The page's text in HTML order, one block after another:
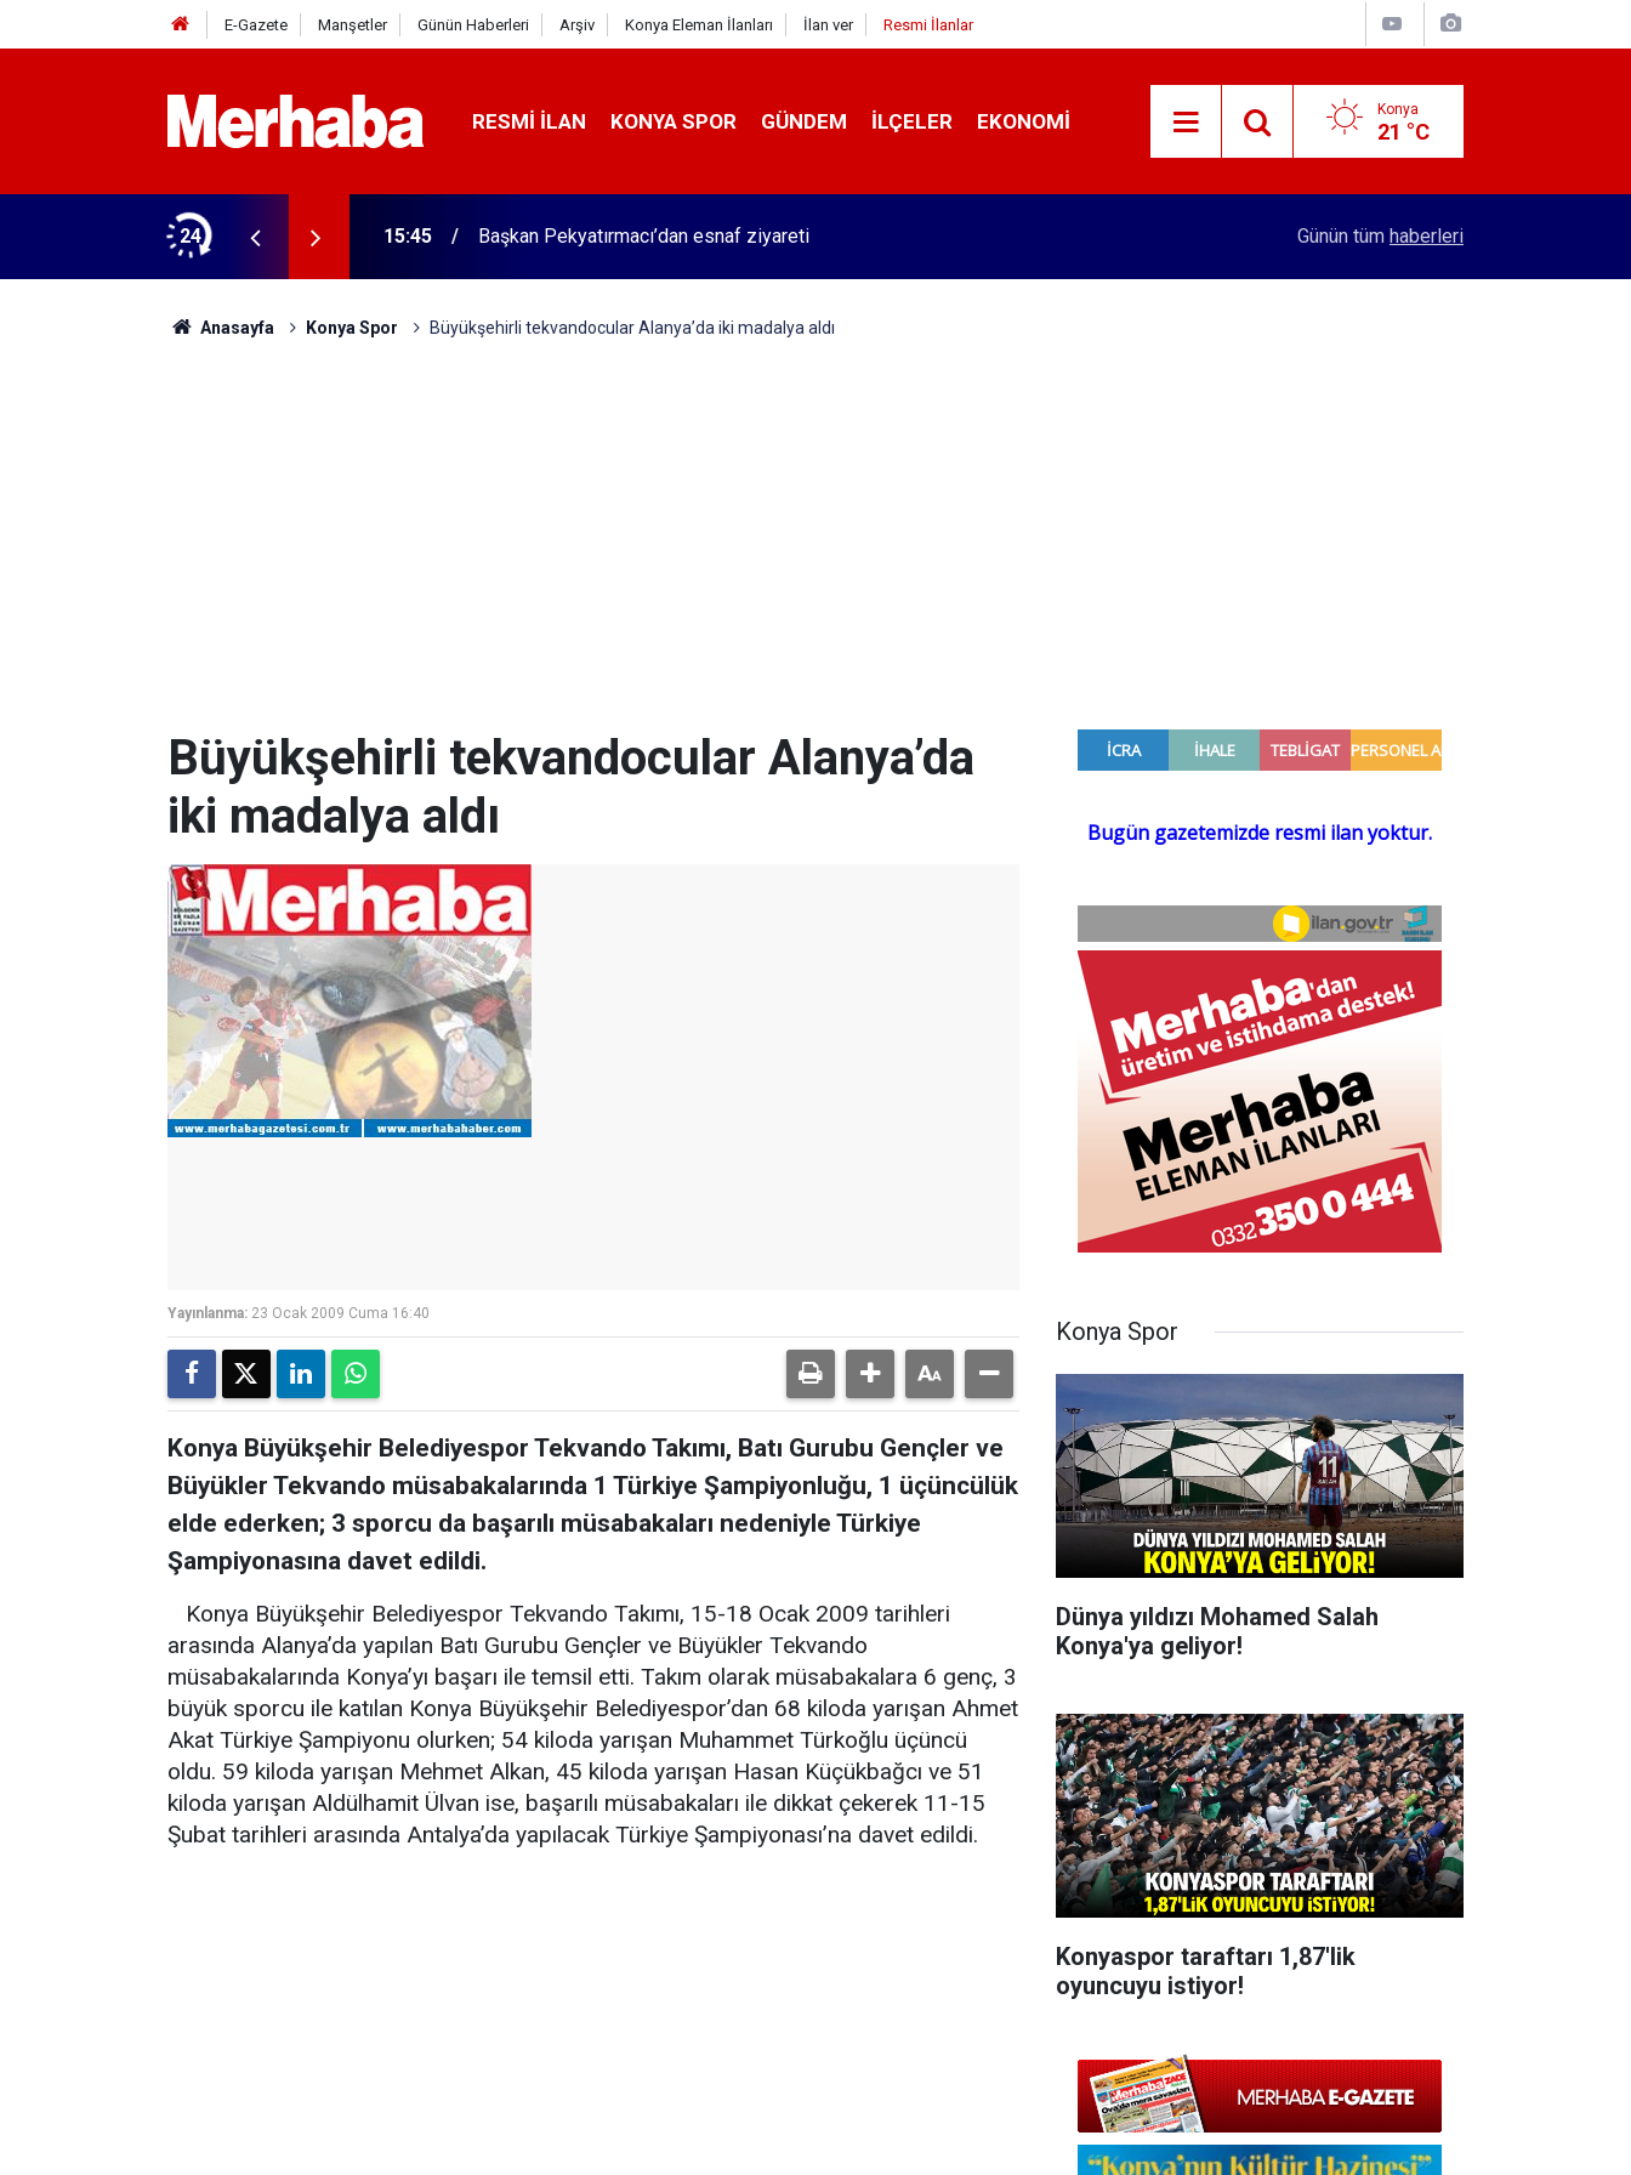
E-Gazete Manşetler Günün Haberleri Arşiv Konya Eleman İlanları İlan ver Resmi İlanlar
RESMI İLAN KONYA SPOR GÜNDEM İLÇELER EKONOMI Konya
21 °C
24
Kampüsü'ne ziyaret 15:45 Başkan Pekyatırmacı’dan esnaf ziyareti Konyalı patron 70 bin TL maaşla personel
Günün tüm haberleri
Anasayfa Konya Spor Büyükşehirli tekvandocular Alanya’da iki madalya aldı
Büyükşehirli tekvandocular Alanya’da
iki madalya aldı
Yayınlanma: 23 Ocak 2009 Cuma 16:40
Konya Büyükşehir Belediyespor Tekvando Takımı, Batı Gurubu Gençler ve
Büyükler Tekvando müsabakalarında 1 Türkiye Şampiyonluğu, 1 üçüncülük
elde ederken; 3 sporcu da başarılı müsabakaları nedeniyle Türkiye
Şampiyonasına davet edildi.
Konya Büyükşehir Belediyespor Tekvando Takımı, 15-18 Ocak 2009 tarihleri
arasında Alanya’da yapılan Batı Gurubu Gençler ve Büyükler Tekvando
müsabakalarında Konya’yı başarı ile temsil etti. Takım olarak müsabakalara 6 genç, 3
büyük sporcu ile katılan Konya Büyükşehir Belediyespor’dan 68 kiloda yarışan Ahmet
Akat Türkiye Şampiyonu olurken; 54 kiloda yarışan Muhammet Türkoğlu üçüncü
oldu. 59 kiloda yarışan Mehmet Alkan, 45 kiloda yarışan Hasan Küçükbağcı ve 51
kiloda yarışan Aldülhamit Ülvan ise, başarılı müsabakaları ile dikkat çekerek 11-15
Şubat tarihleri arasında Antalya’da yapılacak Türkiye Şampiyonası’na davet edildi.
Konya Spor
Dünya yıldızı Mohamed Salah
Konya'ya geliyor!
Konyaspor taraftarı 1,87'lik
oyuncuyu istiyor!